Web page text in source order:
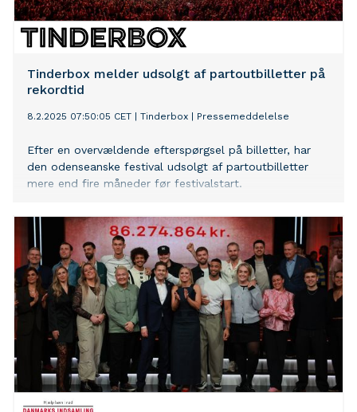
Tinderbox melder udsolgt af partoutbilletter på
rekordtid
8.2.2025 07:50:05 CET Tinderbox Pressemeddelelse
Efter en overvældende efterspørgsel på billetter, har
den odenseanske festival udsolgt af partoutbilletter
mere end fire måneder før festivalstart.